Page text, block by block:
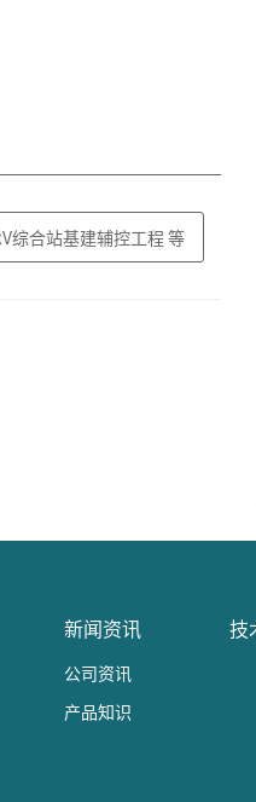
综合站基建辅控工程 等
新闻资讯
公司资讯
产品知识
技